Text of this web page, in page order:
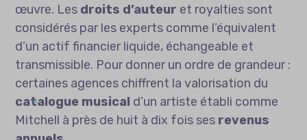
œuvre. Les droits d’auteur et royalties sont
considérés par les experts comme l’équivalent
d’un actif financier liquide, échangeable et
transmissible. Pour donner un ordre de grandeur :
certaines agences chiffrent la valorisation du
catalogue musical d’un artiste établi comme
Mitchell à près de huit à dix fois ses revenus